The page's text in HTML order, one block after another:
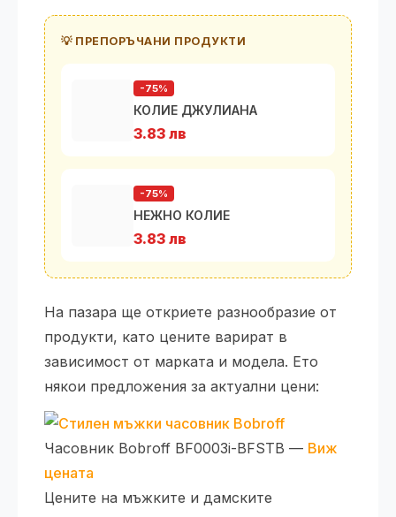
💡 ПРЕПОРЪЧАНИ ПРОДУКТИ
-75%
КОЛИЕ ДЖУЛИАНА
3.83 лв
-75%
НЕЖНО КОЛИЕ
3.83 лв
На пазара ще откриете разнообразие от
продукти, като цените варират в
зависимост от марката и модела. Ето
някои предложения за актуални цени:
Часовник Bobroff BF0003i-BFSTB — Виж
цената
Цените на мъжките и дамските